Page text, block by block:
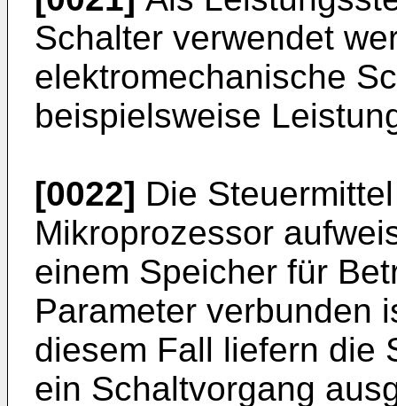
Schalter verwendet
elektromechanische
beispielsweise
[0022] Die
Mikroprozessor
einem Speicher für
Parameter verbunden
diesem Fall liefern die
ein Schaltvorgang